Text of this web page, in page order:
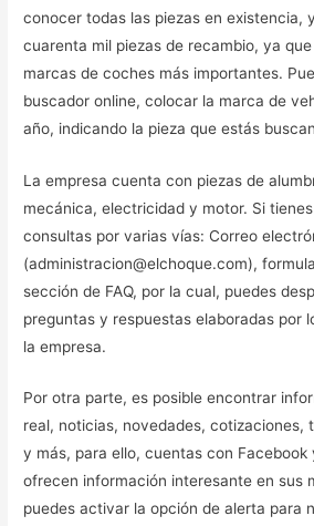
conocer todas las piezas en existencia,
cuarenta mil piezas de recambio, ya
marcas de coches más importantes.
buscador online, colocar la marca de
año, indicando la pieza que estás
La empresa cuenta con piezas de
mecánica, electricidad y motor. Si
consultas por varias vías: Correo
(administracion@elchoque.com),
sección de FAQ, por la cual, puedes
preguntas y respuestas elaboradas por
la empresa.
Por otra parte, es posible encontrar
real, noticias, novedades, cotizaciones,
y más, para ello, cuentas con Facebook
ofrecen información interesante en sus
puedes activar la opción de alerta para